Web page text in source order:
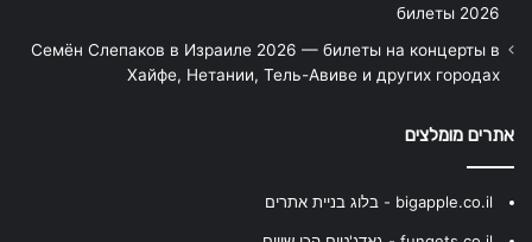
билеты 2026
Семён Слепаков в Израиле 2026 — билеты на концерты в
Хайфе, Нетании, Тель-Авиве и других городах
אתרים מומלצים
bigapple.co.il - בלוג בניית אתרים